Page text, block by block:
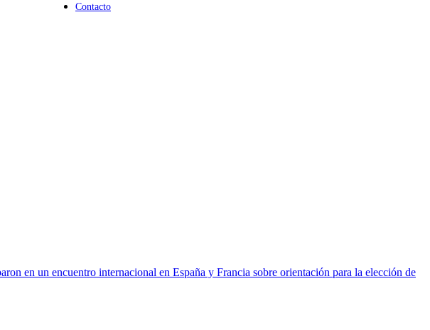
Contacto
en un encuentro internacional en España y Francia sobre orientación para la elección de